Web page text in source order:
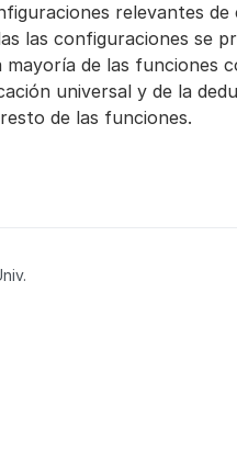
relevantes de
las configuraciones se
de las funciones
universal y de la
de las funciones.